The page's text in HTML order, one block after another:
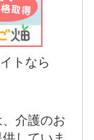
トなら
介護のお